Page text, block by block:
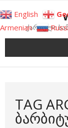
to
contentქართული
TAG
English
Armenian